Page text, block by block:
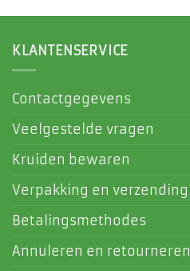
KLANTENSERVICE
Contactgegevens
Veelgestelde vragen
Kruiden bewaren
Verpakking en verzending
Betalingsmethodes
Annuleren en retourneren